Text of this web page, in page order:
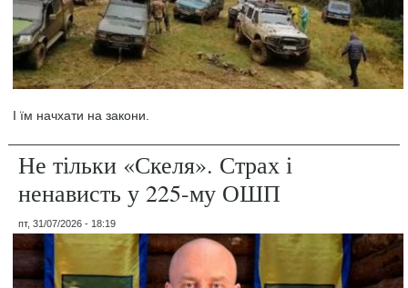
І їм начхати на закони.
Не тільки «Скеля». Страх і
ненависть у 225-му ОШП
пт, 31/07/2026 - 18:19